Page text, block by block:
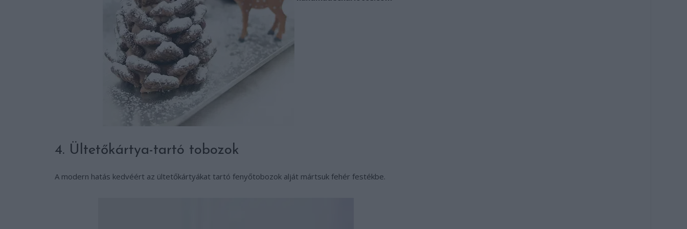
4. Ültetőkártya-tartó tobozok
A modern hatás kedvéért az ültetőkártyákat tartó fenyőtobozok alját mártsuk fehér festékbe.